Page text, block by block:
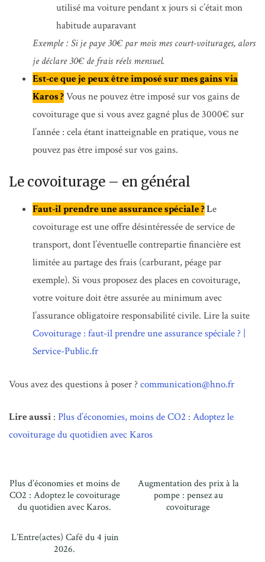
utilisé ma voiture pendant x jours si c’était mon
habitude auparavant
Exemple : Si je paye 30€ par mois mes court-voiturages, alors
je déclare 30€ de frais réels mensuel.
Est-ce que je peux être imposé sur mes gains via
Karos ?Vous ne pouvez être imposé sur vos gains de
covoiturage que si vous avez gagné plus de 3000€ sur
l’année : cela étant inatteignable en pratique, vous ne
pouvez pas être imposé sur vos gains.
Le covoiturage – en général
Faut-il prendre une assurance spéciale ?Le
covoiturage est une offre désintéressée de service de
transport, dont l’éventuelle contrepartie financière est
limitée au partage des frais (carburant, péage par
exemple). Si vous proposez des places en covoiturage,
votre voiture doit être assurée au minimum avec
l’assurance obligatoire responsabilité civile. Lire la suite
Covoiturage : faut-il prendre une assurance spéciale ? |
Service-Public.fr
Vous avez des questions à poser ?communication@hno.fr
Lire aussi : Plus d’économies, moins de CO2 : Adoptez le
covoiturage du quotidien avec Karos
Plus d’économies et moins de
CO2 : Adoptez le covoiturage
du quotidien avec Karos.
Augmentation des prix à la
pompe : pensez au
covoiturage
L’Entre(actes) Café du 4 juin
2026.